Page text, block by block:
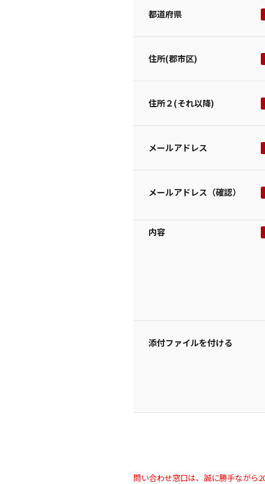
都道府県
住所(郡市区)
住所２(それ以降)
メールアドレス
メールアドレス（確認）
内容
添付ファイルを付ける
問い合わせ窓口は、誠に勝手ながら